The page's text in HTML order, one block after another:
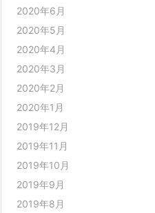
2020年6月
2020年5月
2020年4月
2020年3月
2020年2月
2020年1月
2019年12月
2019年11月
2019年10月
2019年9月
2019年8月